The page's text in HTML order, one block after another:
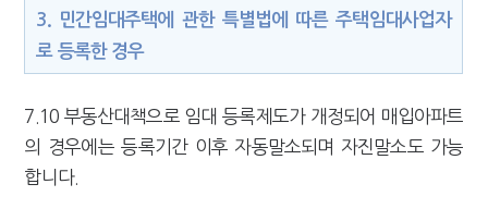
3. 민간임대주택에 관한 특별법에 따른 주택임대사업자
로 등록한 경우
7.10 부동산대책으로 임대 등록제도가 개정되어 매입아파트
의 경우에는 등록기간 이후 자동말소되며 자진말소도 가능
합니다.